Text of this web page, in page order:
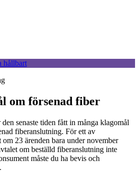
hållbart
om försenad fiber
senaste tiden fått in många klagomål
fiberanslutning. För ett av
23 ärenden bara under november
om beställd fiberanslutning inte
måste du ha bevis och